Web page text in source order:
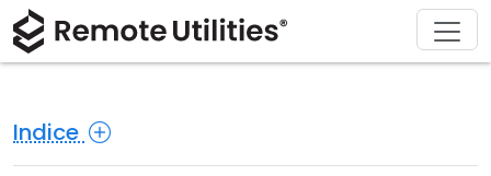
Indice
Prodotto
Sicurezza
Soluzioni
Produzione e Vendita al Dettaglio
Scarica
macOS
Acquista
Assistente Licenza
Supporto
Documentazione
Chi siamo
Sala stampa